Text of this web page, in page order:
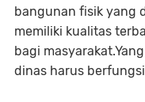
bangunan fisik yang
memiliki kualitas
bagi
dinas harus